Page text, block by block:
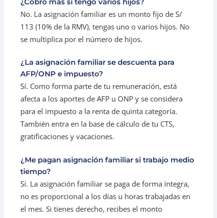
¿Cobro más si tengo varios hijos?
No. La asignación familiar es un monto fijo de S/
113 (10% de la RMV), tengas uno o varios hijos. No
se multiplica por el número de hijos.
¿La asignación familiar se descuenta para
AFP/ONP e impuesto?
Sí. Como forma parte de tu remuneración, está
afecta a los aportes de AFP u ONP y se considera
para el impuesto a la renta de quinta categoría.
También entra en la base de cálculo de tu CTS,
gratificaciones y vacaciones.
¿Me pagan asignación familiar si trabajo medio
tiempo?
Sí. La asignación familiar se paga de forma íntegra,
no es proporcional a los días u horas trabajadas en
el mes. Si tienes derecho, recibes el monto